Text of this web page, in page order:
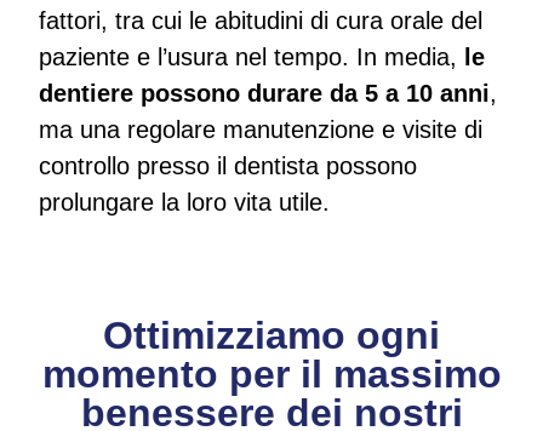
fattori, tra cui le abitudini di cura orale del
paziente e l’usura nel tempo. In media,
le
dentiere possono durare da 5 a 10 anni,
ma una regolare manutenzione e visite di
controllo presso il dentista possono
prolungare la loro vita utile.
Ottimizziamo ogni
momento per il massimo
benessere dei nostri